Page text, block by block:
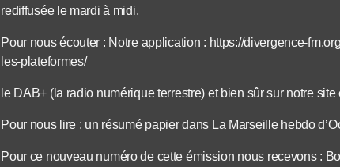
rediffusée le mardi à midi.
Pour nous écouter : Notre application : https://divergence-
les-plateformes/
le DAB+ (la radio numérique terrestre) et bien sûr sur notre
Pour nous lire : un résumé papier dans La Marseille hebdo
Pour ce nouveau numéro de cette émission nous recevons :